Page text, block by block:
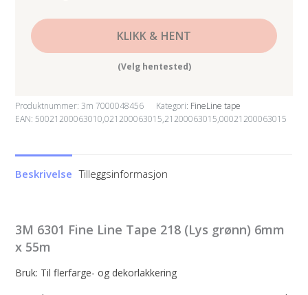
KLIKK & HENT
(Velg hentested)
Produktnummer:3m 7000048456 Kategori: FineLine tape
EAN: 50021200063010,021200063015,21200063015,00021200063015
Beskrivelse Tilleggsinformasjon
3M 6301 Fine Line Tape 218 (Lys grønn) 6mm
x 55m
Bruk: Til flerfarge- og dekorlakkering